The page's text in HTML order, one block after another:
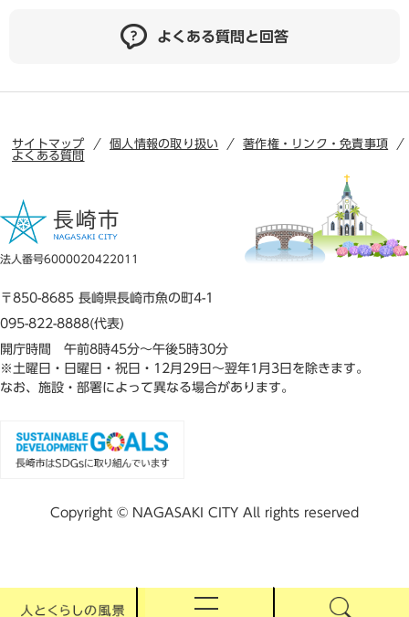
よくある質問と回答
サイトマップ 個人情報の取り扱い
著作権・リンク・免責事項
よくある質問
法人番号6000020422011
〒850-8685 長崎県長崎市魚の町4-1
095-822-8888(代表)
開庁時間 午前8時45分～午後5時30分
※土曜日・日曜日・祝日・12月29日～翌年1月3日を除きます。
なお、施設・部署によって異なる場合があります。
Copyright © NAGASAKI CITY All rights reserved